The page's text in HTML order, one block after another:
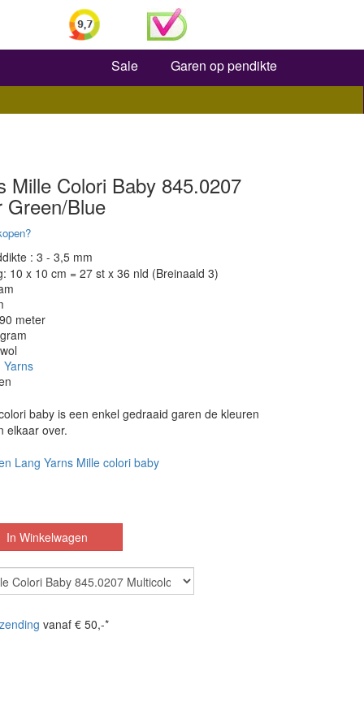
Zoeken
Sale Garen op pendikte
Mille Colori Baby 845.0207
Green/Blue
: 3 - 3,5 mm
10 x 10 cm = 27 st x 36 nld (Breinaald 3)
meter
Yarns
baby is een enkel gedraaid garen de kleuren
elkaar over.
Lang Yarns Mille colori baby
vanaf € 50,-*